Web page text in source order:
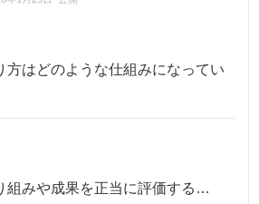
方はどのような仕組みになってい
組みや成果を正当に評価する…